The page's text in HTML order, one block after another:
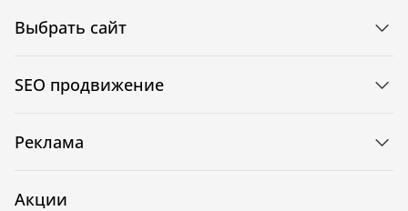
Выбрать сайт
SEO продвижение
Реклама
Акции